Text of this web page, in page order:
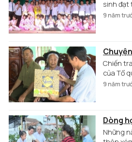
sinh đạt
xét
9 năm
Chiến
của Tổ
vàng
9 năm
Dòng
Những